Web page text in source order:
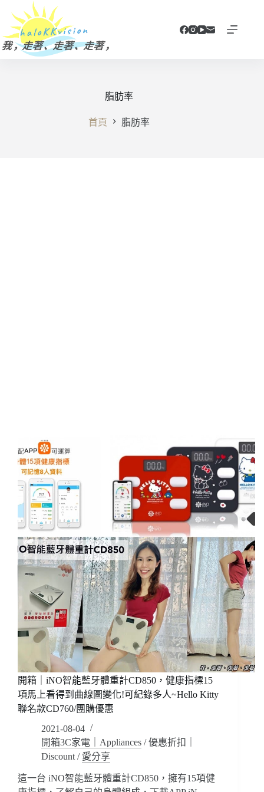
主
要
脂肪率
首頁 脂肪率
開箱｜iNO智能藍牙體重計CD850，健康指標15
項馬上看得到曲線圖變化!可紀錄多人~Hello Kitty
聯名款CD760/團購優惠
2021-08-04
開箱3C家電｜Appliances /優惠折扣｜
Discount / 愛分享
這一台 iNO智能藍牙體重計CD850，擁有15項健